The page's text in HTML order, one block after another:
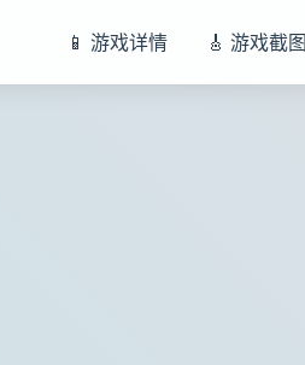
📱 游戏详情 🎸 游戏截图